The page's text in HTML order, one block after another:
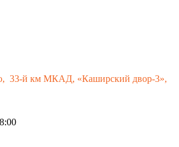
33-й км МКАД, «Каширский двор-3»,